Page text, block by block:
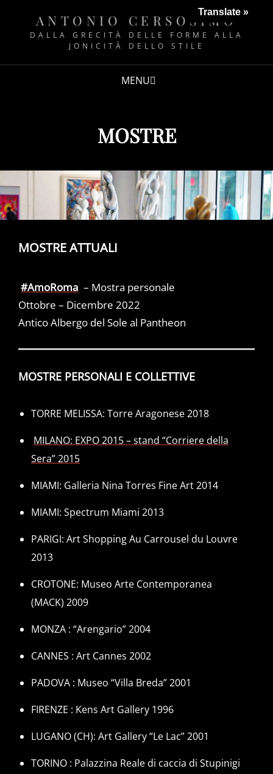
ANTONIO CERSOSIMO
DALLA GRECITÀ DELLE FORME ALLA
JONICITÀ DELLO STILE
MENU
MOSTRE
MOSTRE ATTUALI
#AmoRoma – Mostra personale
Ottobre – Dicembre 2022
Antico Albergo del Sole al Pantheon
MOSTRE PERSONALI E COLLETTIVE
TORRE MELISSA: Torre Aragonese 2018
MILANO: EXPO 2015 – stand “Corriere della
Sera” 2015
MIAMI: Galleria Nina Torres Fine Art 2014
MIAMI: Spectrum Miami 2013
PARIGI: Art Shopping Au Carrousel du Louvre
2013
CROTONE: Museo Arte Contemporanea
(MACK) 2009
MONZA : “Arengario” 2004
CANNES : Art Cannes 2002
PADOVA : Museo “Villa Breda” 2001
FIRENZE : Kens Art Gallery 1996
LUGANO (CH): Art Gallery “Le Lac” 2001
TORINO : Palazzina Reale di caccia di Stupinigi
Translate »